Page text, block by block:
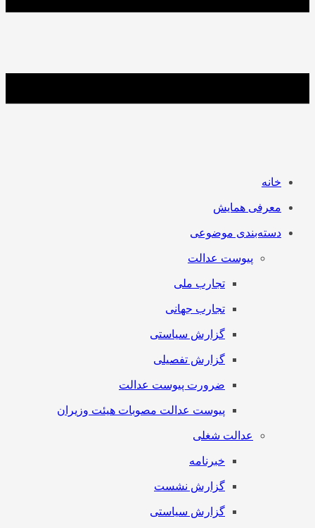
خانه
معرفی همایش
دسته‌بندی موضوعی
پیوست عدالت
تجارب ملی
تجارب جهانی
گزارش سیاستی
گزارش تفصیلی
ضرورت پیوست عدالت
پیوست عدالت مصوبات هیئت وزیران
عدالت شغلی
خبرنامه
گزارش نشست
گزارش سیاستی